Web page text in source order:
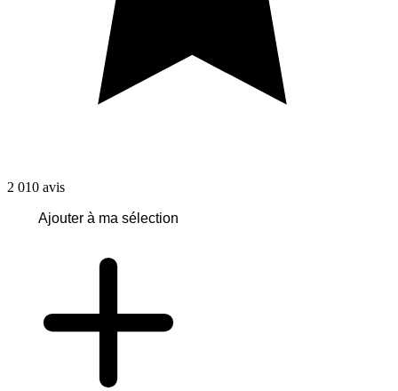
2 010 avis
Ajouter à ma sélection